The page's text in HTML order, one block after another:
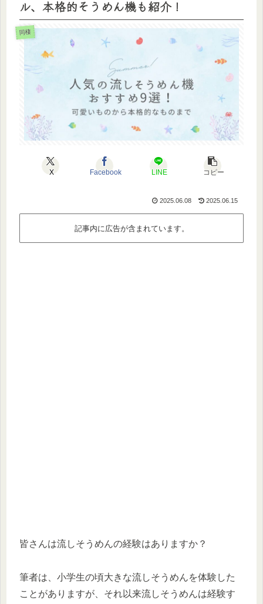
ル、本格的そうめん機も紹介！
同棲
X Facebook LINE コピー
2025.06.08 2025.06.15
記事内に広告が含まれています。
皆さんは流しそうめんの経験はありますか？
筆者は、小学生の頃大きな流しそうめんを体験した
ことがありますが、それ以来流しそうめんは経験す